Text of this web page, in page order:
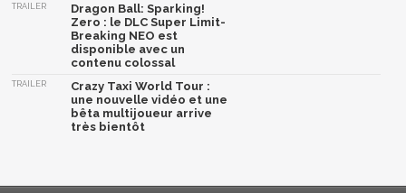
TRAILER
Dragon Ball: Sparking!
Zero : le DLC Super Limit-
Breaking NEO est
disponible avec un
contenu colossal
TRAILER
Crazy Taxi World Tour :
une nouvelle vidéo et une
bêta multijoueur arrive
très bientôt